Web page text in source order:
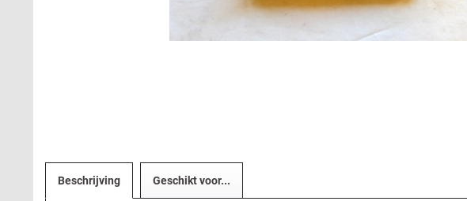
Beschrijving Geschikt voor...